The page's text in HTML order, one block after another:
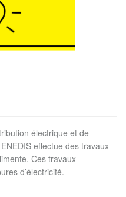
électrique et de
effectue des travaux
Ces travaux
d’électricité.